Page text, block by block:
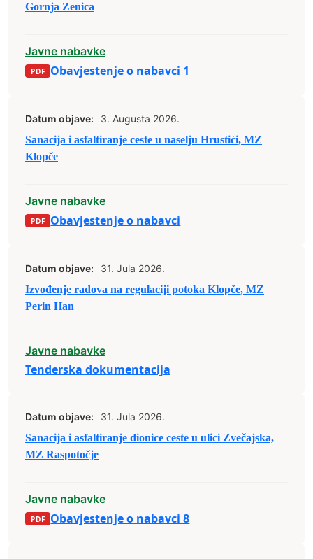
Gornja Zenica
Javne nabavke
Obavjestenje o nabavci 1
Datum objave:
3. Augusta 2026.
Sanacija i asfaltiranje ceste u naselju Hrustići, MZ
Klopče
Javne nabavke
Obavjestenje o nabavci
Datum objave:
31. Jula 2026.
Izvođenje radova na regulaciji potoka Klopče, MZ
Perin Han
Javne nabavke
Tenderska dokumentacija
Datum objave:
31. Jula 2026.
Sanacija i asfaltiranje dionice ceste u ulici Zvečajska,
MZ Raspotočje
Javne nabavke
Obavjestenje o nabavci 8